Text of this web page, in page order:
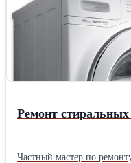
Ремонт
Частный мастер по